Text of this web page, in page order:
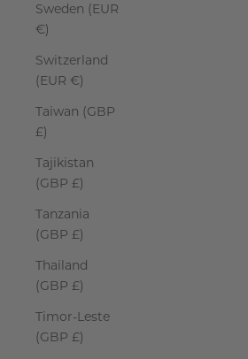
Sweden (EUR
€)
Switzerland
(EUR €)
Taiwan (GBP
£)
Tajikistan
(GBP £)
Tanzania
(GBP £)
Thailand
(GBP £)
Timor-Leste
(GBP £)